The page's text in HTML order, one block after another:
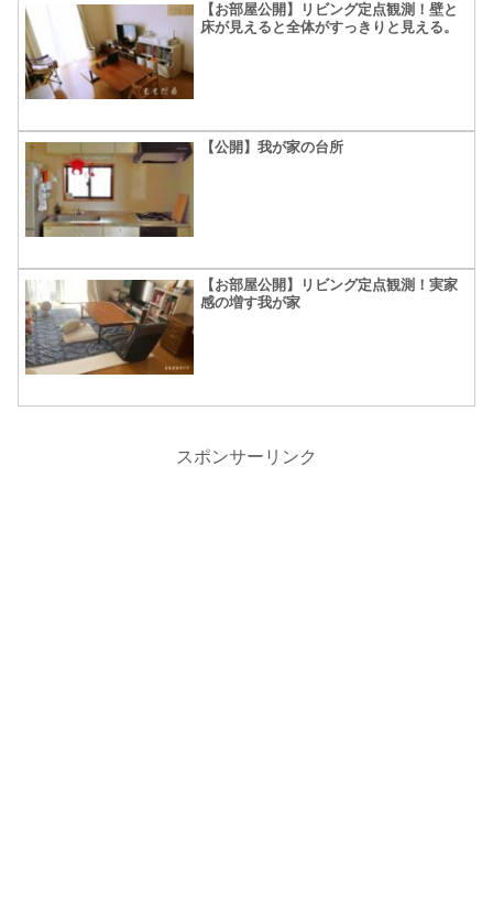
【お部屋公開】リビング定点観測！壁と
床が見えると全体がすっきりと見える。
【公開】我が家の台所
【お部屋公開】リビング定点観測！実家
感の増す我が家
スポンサーリンク